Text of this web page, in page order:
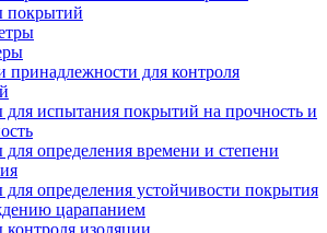
покрытий
принадлежности для контроля
испытания покрытий на прочность и
определения времени и степени
определения устойчивости покрытия
царапанием
изоляции